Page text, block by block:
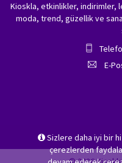
Sizlere daha iyi bir
çerezlerden
Kioskla, etkinlikler, indirimler,
moda, trend, güzellik ve
E-